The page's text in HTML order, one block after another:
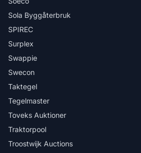
Sola Byggåterbruk
SPIREC
Surplex
Swappie
Swecon
Taktegel
Tegelmaster
Toveks Auktioner
Traktorpool
Troostwijk Auctions